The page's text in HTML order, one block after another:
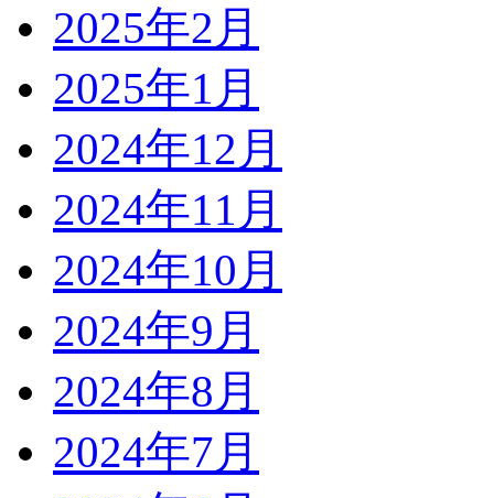
2025年2月
2025年1月
2024年12月
2024年11月
2024年10月
2024年9月
2024年8月
2024年7月